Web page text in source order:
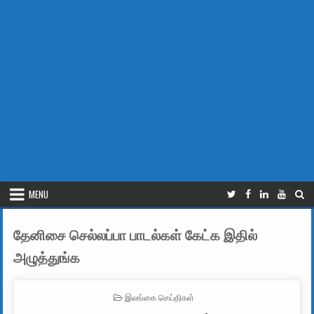
MENU
தேனிசை செல்லப்பா பாடல்கள் கேட்க இதில்
அழுத்துங்க
POSTED IN
இலங்கை செய்திகள்